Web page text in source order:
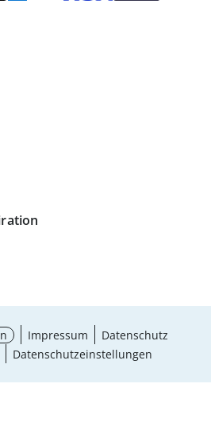
Impressum
Datenschutz
Datenschutzeinstellungen